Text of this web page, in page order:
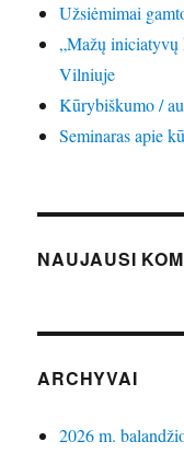
Užsiėmimai
„Mažų iniciatyvų
Vilniuje
Kūrybiškumo /
Seminaras apie
NAUJAUSI
ARCHYVAI
2026 m.